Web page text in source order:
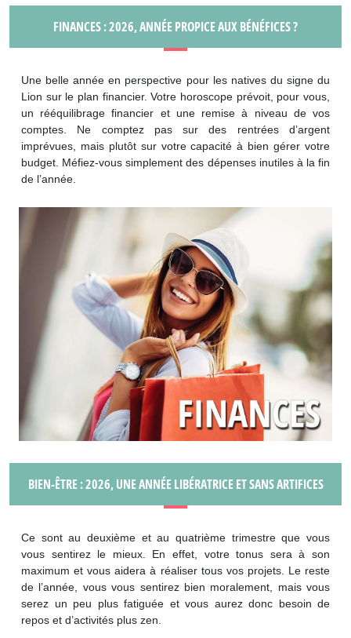
FINANCES : 2026, ANNÉE PROPICE AUX BÉNÉFICES ?
Une belle année en perspective pour les natives du signe du
Lion sur le plan financier. Votre horoscope prévoit, pour vous,
un rééquilibrage financier et une remise à niveau de vos
comptes. Ne comptez pas sur des rentrées d’argent
imprévues, mais plutôt sur votre capacité à bien gérer votre
budget. Méfiez-vous simplement des dépenses inutiles à la fin
de l’année.
BIEN-ÊTRE : 2026, UNE ANNÉE LIBÉRATRICE ET SANS ARTIFICES
Ce sont au deuxième et au quatrième trimestre que vous
vous sentirez le mieux. En effet, votre tonus sera à son
maximum et vous aidera à réaliser tous vos projets. Le reste
de l’année, vous vous sentirez bien moralement, mais vous
serez un peu plus fatiguée et vous aurez donc besoin de
repos et d’activités plus zen.